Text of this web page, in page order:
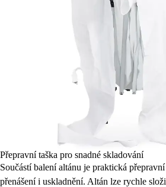
Přepravní taška pro snadné skladování
Součástí balení altánu je praktická
přenášení i uskladnění. Altán lze rychle